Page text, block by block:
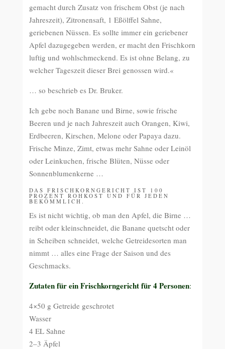
gemacht durch Zusatz von frischem Obst (je nach
Jahreszeit), Zitronensaft, 1 Eßölffel Sahne,
geriebenen Nüssen. Es sollte immer ein geriebener
Apfel dazugegeben werden, er macht den Frischkorn
luftig und wohlschmeckend. Es ist ohne Belang, zu
welcher Tageszeit dieser Brei genossen wird.«
… so beschrieb es Dr. Bruker.
Ich gebe noch Banane und Birne, sowie frische
Beeren und je nach Jahreszeit auch Orangen, Kiwi,
Erdbeeren, Kirschen, Melone oder Papaya dazu.
Frische Minze, Zimt, etwas mehr Sahne oder Leinöl
oder Leinkuchen, frische Blüten, Nüsse oder
Sonnenblumenkerne …
DAS FRISCHKORNGERICHT IST 100
PROZENT ROHKOST UND FÜR JEDEN
BEKÖMMLICH.
Es ist nicht wichtig, ob man den Apfel, die Birne …
reibt oder kleinschneidet, die Banane quetscht oder
in Scheiben schneidet, welche Getreidesorten man
nimmt … alles eine Frage der Saison und des
Geschmacks.
Zutaten für ein Frischkorngericht für 4 Personen:
4×50 g Getreide geschrotet
Wasser
4 EL Sahne
2–3 Äpfel